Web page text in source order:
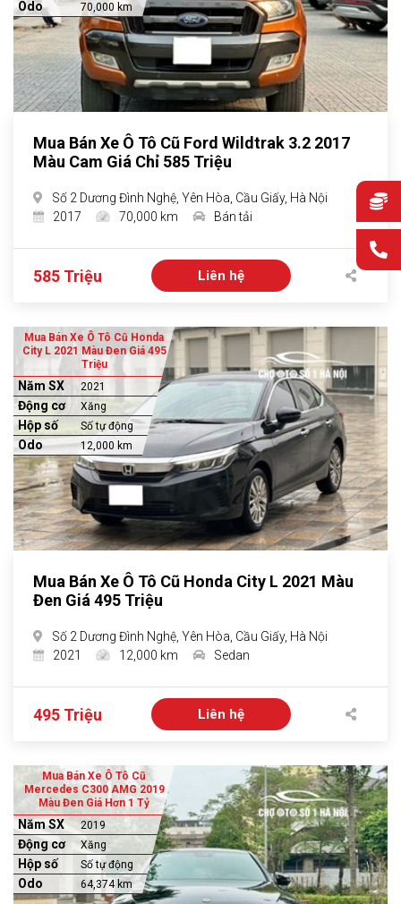
Odo 70,000 km
Mua Bán Xe Ô Tô Cũ Ford Wildtrak 3.2 2017
Màu Cam Giá Chỉ 585 Triệu
Số 2 Dương Đình Nghệ, Yên Hòa, Cầu Giấy, Hà Nội
2017
70,000 km Bán tải
585 Triệu Liên hệ
Mua Bán Xe Ô Tô Cũ Honda
City L 2021 Màu Đen Giá 495
Triệu
Năm SX 2021
Động cơ Xăng
Hộp số Số tự động
Odo 12,000 km
Mua Bán Xe Ô Tô Cũ Honda City L 2021 Màu
Đen Giá 495 Triệu
Số 2 Dương Đình Nghệ, Yên Hòa, Cầu Giấy, Hà Nội
2021
12,000 km Sedan
495 Triệu Liên hệ
Mua Bán Xe Ô Tô Cũ
Mercedes C300 AMG 2019
Màu Đen Giá Hơn 1 Tỷ
Năm SX 2019
Động cơ Xăng
Hộp số Số tự động
Odo 64,374 km